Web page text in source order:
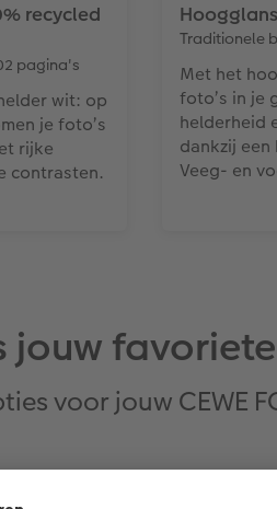
recycled
pagina's
wit: op
je foto’s
rijke
contrasten.
Traditionele
Met het
foto’s in je
helderheid
dankzij
Veeg- en
jouw
voor jouw CEWE